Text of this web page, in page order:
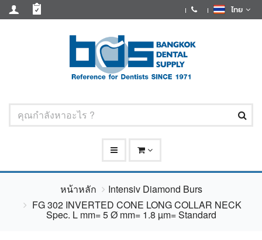
ไทย
หน้าหลัก
Intensiv Diamond Burs
FG 302 INVERTED CONE LONG COLLAR NECK
Spec. L mm= 5 Ø mm= 1.8 µm= Standard